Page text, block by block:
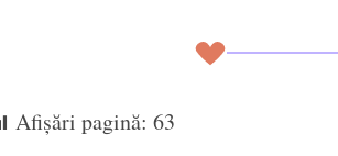
Afișări pagină: 63